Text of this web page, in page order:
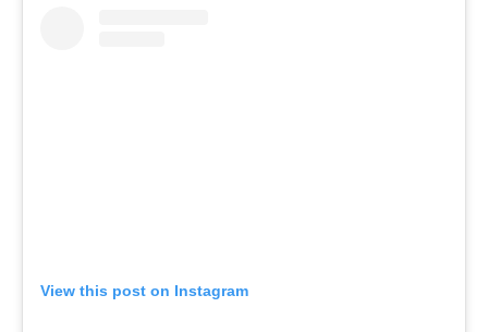
View this post on Instagram